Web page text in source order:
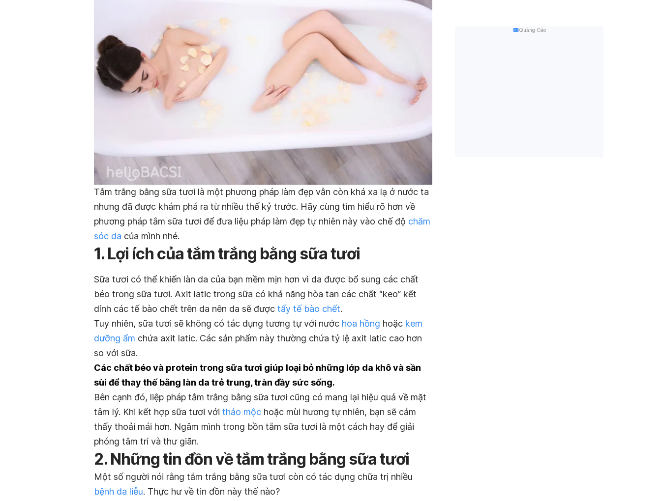
Tắm trắng bằng sữa tươi là một phương pháp làm đẹp vẫn còn khá xa lạ ở nước ta
nhưng đã được khám phá ra từ nhiều thế kỷ trước. Hãy cùng tìm hiểu rõ hơn về
phương pháp tắm sữa tươi để đưa liệu pháp làm đẹp tự nhiên này vào chế độ chăm
sóc da của mình nhé.
1. Lợi ích của tắm trắng bằng sữa tươi
Sữa tươi có thể khiến làn da của bạn mềm mịn hơn vì da được bổ sung các chất
béo trong sữa tươi. Axit latic trong sữa có khả năng hòa tan các chất “keo” kết
dính các tế bào chết trên da nên da sẽ được tẩy tế bào chết.
Tuy nhiên, sữa tươi sẽ không có tác dụng tương tự với nước hoa hồng hoặc kem
dưỡng ẩm chứa axit latic. Các sản phẩm này thường chứa tỷ lệ axit latic cao hơn
so với sữa.
Các chất béo và protein trong sữa tươi giúp loại bỏ những lớp da khô và sần
sùi để thay thế bằng làn da trẻ trung, tràn đầy sức sống.
Bên cạnh đó, liệp pháp tắm trắng bằng sữa tươi cũng có mang lại hiệu quả về mặt
tâm lý. Khi kết hợp sữa tươi với thảo mộc hoặc mùi hương tự nhiên, bạn sẽ cảm
thấy thoải mái hơn. Ngâm mình trong bồn tắm sữa tươi là một cách hay để giải
phóng tâm trí và thư giãn.
2. Những tin đồn về tắm trắng bằng sữa tươi
Một số người nói rằng tắm trắng bằng sữa tươi còn có tác dụng chữa trị nhiều
bệnh da liễu. Thực hư về tin đồn này thế nào?
Quảng Cáo